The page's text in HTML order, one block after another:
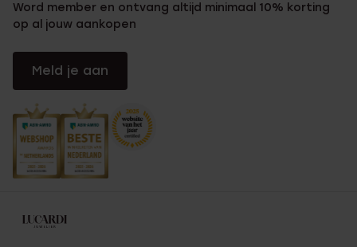
Word member en ontvang altijd minimaal 10% korting
op al jouw aankopen
Meld je aan